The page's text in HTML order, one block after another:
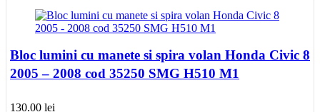
Bloc lumini cu manete si spira volan Honda Civic 8
2005 – 2008 cod 35250 SMG H510 M1
130.00 lei